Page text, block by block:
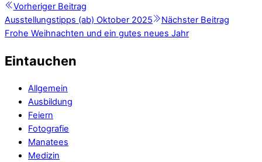
Vorheriger Beitrag
Ausstellungstipps (ab) Oktober 2025
Nächster Beitrag
Frohe Weihnachten und ein gutes neues Jahr
Eintauchen
Allgemein
Ausbildung
Feiern
Fotografie
Manatees
Medizin